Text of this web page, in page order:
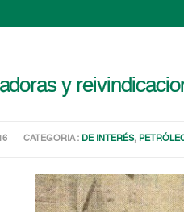
y
CATEGORIA : DE INTERÉS,